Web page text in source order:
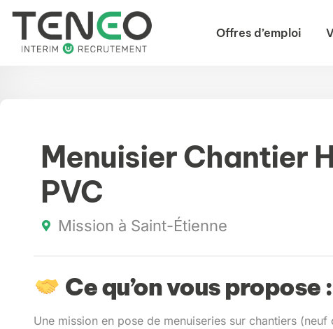
Offres d’emploi
Menuisier Chantier
PVC
Mission à Saint-Étienne
Ce qu’on vous propose :
Une mission en pose de menuiseries sur chantiers (neuf